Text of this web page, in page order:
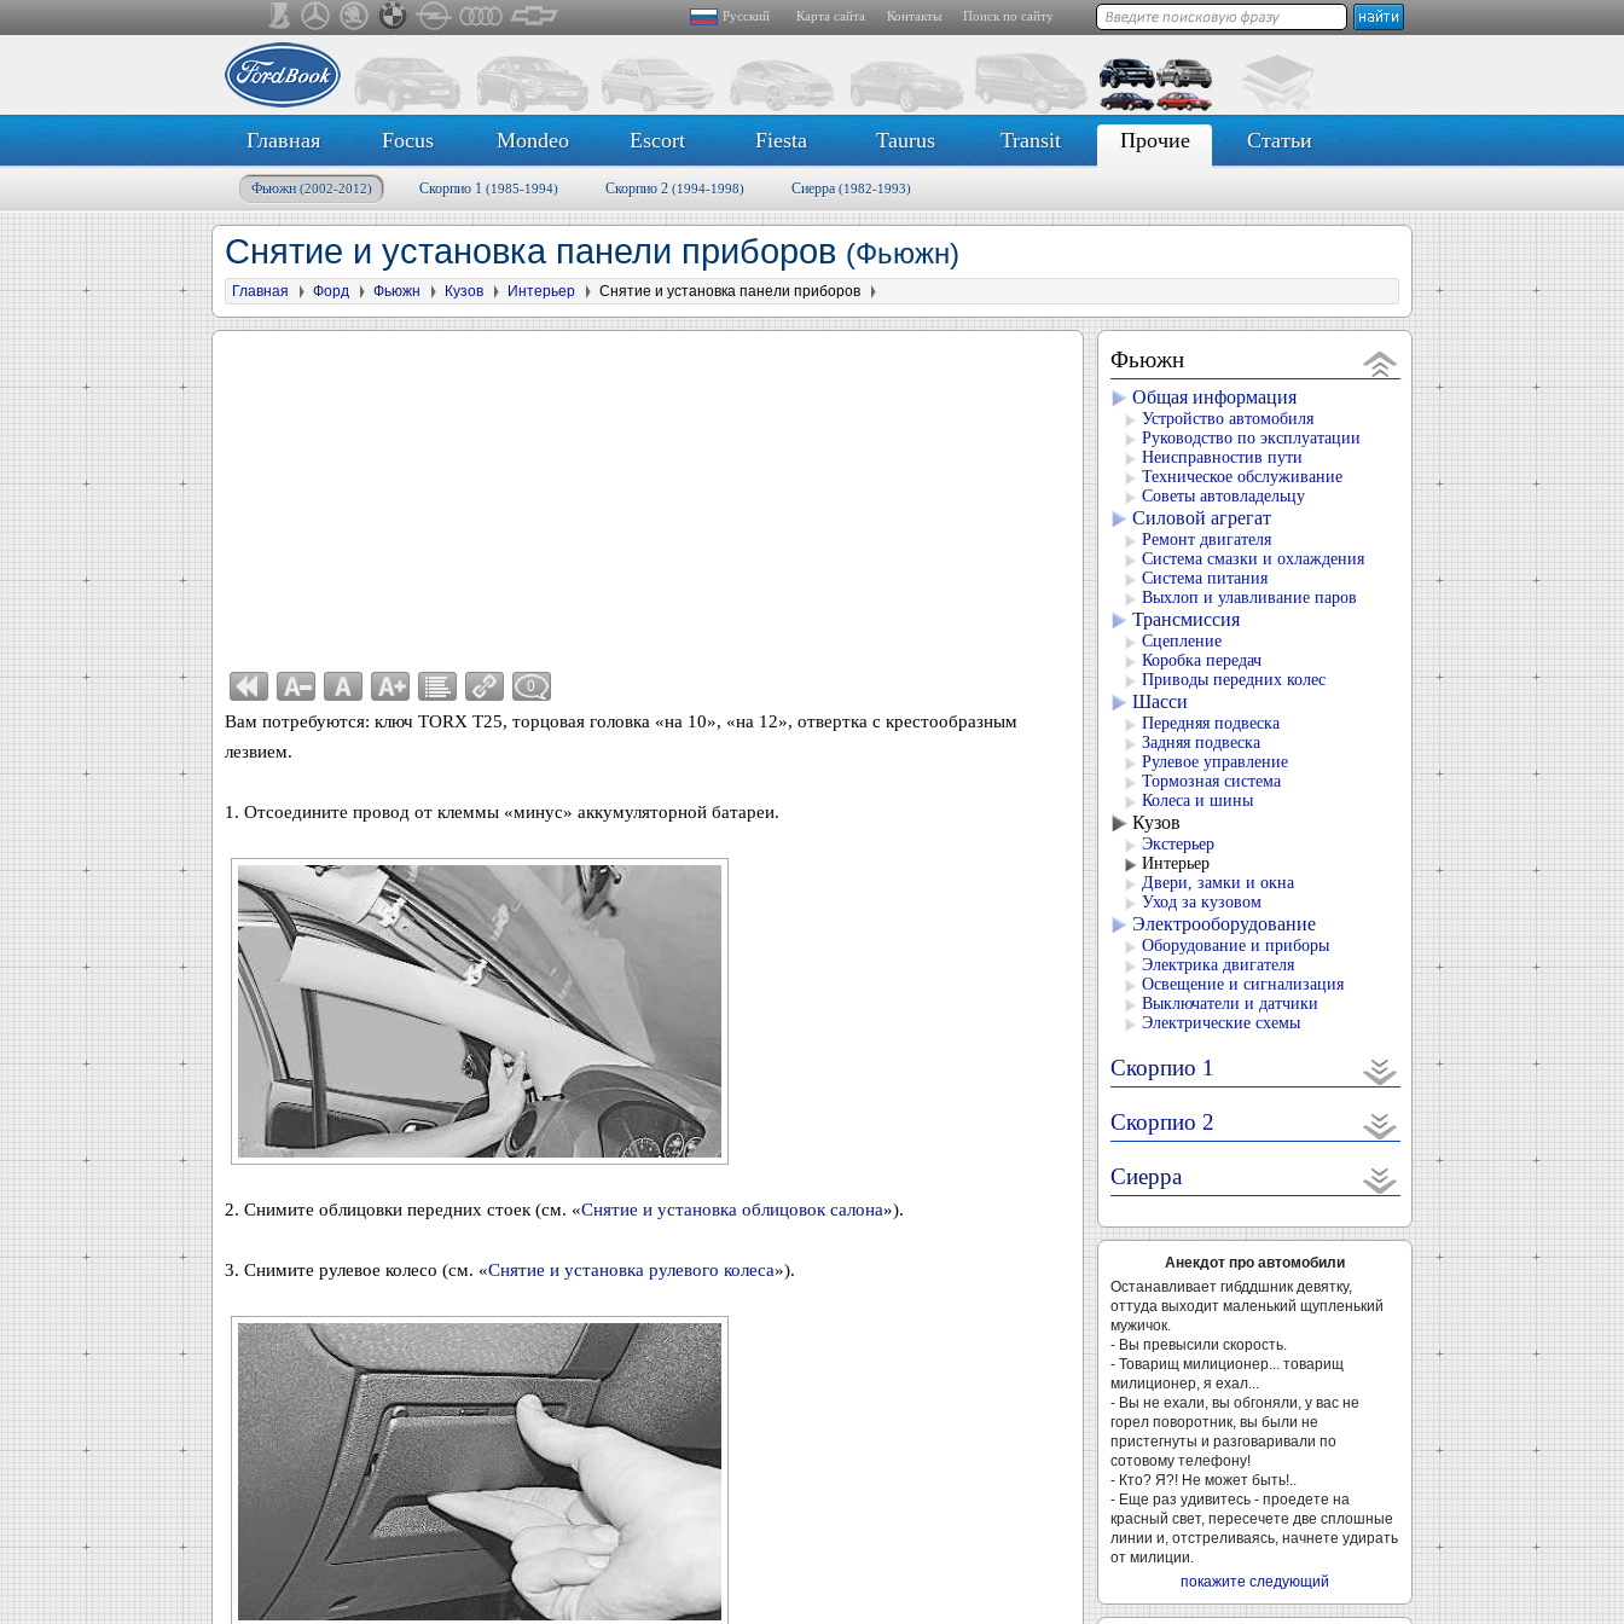
Русский Карта сайта Контакты Поиск по сайту
Главная Focus Mondeo Escort Fiesta Taurus Transit Прочие Статьи
Фьюжн (2002-2012) Скорпио 1 (1985-1994) Скорпио 2 (1994-1998) Сиерра (1982-1993)
Снятие и установка панели приборов (Фьюжн)
Главная Форд Фьюжн Кузов Интерьер Снятие и установка панели приборов
0
Вам потребуются: ключ TORX Т25, торцовая головка «на 10», «на 12», отвертка с крестообразным
лезвием.
1. Отсоедините провод от клеммы «минус» аккумуляторной батареи.
2. Снимите облицовки передних стоек (см. «Снятие и установка облицовок салона»).
3. Снимите рулевое колесо (см. «Снятие и установка рулевого колеса»).
Фьюжн
Общая информация
Устройство автомобиля
Руководство по эксплуатации
Неисправностив пути
Техническое обслуживание
Советы автовладельцу
Силовой агрегат
Ремонт двигателя
Система смазки и охлаждения
Система питания
Выхлоп и улавливание паров
Трансмиссия
Сцепление
Коробка передач
Приводы передних колес
Шасси
Передняя подвеска
Задняя подвеска
Рулевое управление
Тормозная система
Колеса и шины
Кузов
Экстерьер
Интерьер
Двери, замки и окна
Уход за кузовом
Электрооборудование
Оборудование и приборы
Электрика двигателя
Освещение и сигнализация
Выключатели и датчики
Электрические схемы
Скорпио 1
Скорпио 2
Сиерра
Анекдот про автомобили
Останавливает гибддшник девятку,
оттуда выходит маленький щупленький
мужичок.
- Вы превысили скорость.
- Товарищ милиционер... товарищ
милиционер, я ехал...
- Вы не ехали, вы обгоняли, у вас не
горел поворотник, вы были не
пристегнуты и разговаривали по
сотовому телефону!
- Кто? Я?! Не может быть!..
- Еще раз удивитесь - проедете на
красный свет, пересечете две сплошные
линии и, отстреливаясь, начнете удирать
от милиции.
покажите следующий